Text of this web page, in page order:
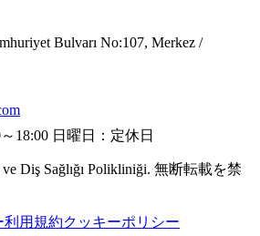
Bulvarı No:107, Merkez /
18:00 日曜日：定休日
Diş Sağlığı Polikliniği. 無断転載を禁
利用規約クッキーポリシー